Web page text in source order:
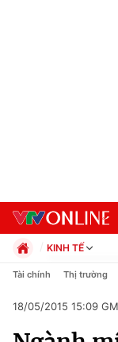
Chuyên mục
KINH TẾ
Chính trị
Pháp luật
Kinh tế
Tài chính Thị trường
18/05/2015 15:09